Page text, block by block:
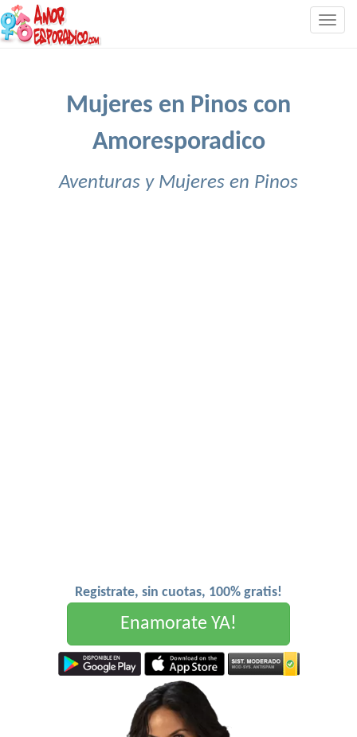
Mujeres en Pinos con
Amoresporadico
Aventuras y Mujeres en Pinos
Registrate, sin cuotas, 100% gratis!
Enamorate YA!